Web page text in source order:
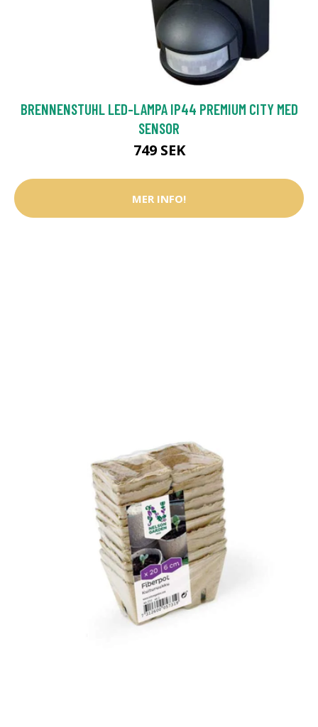
BRENNENSTUHL LED-LAMPA IP44 PREMIUM CITY MED
SENSOR
749 SEK
MER INFO!